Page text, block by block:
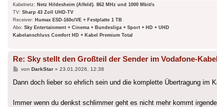
Kabelnetz: Netz Hildesheim (Alfeld). 862 MHz und 1000 Mbit/s
TV: Sharp 43 Zoll UHD-TV
Receiver: Humax ESD-160c/VE + Festplatte 1 TB
Abo: Sky Entertainment + Cinema + Bundesliga + Sport + HD + UHD
Kabelanschluss Comfort HD + Kabel Premium Total
Re: Sky stellt den Großteil der Sender im Vodafone-
Beitrag
von DarkStar» 23.01.2026, 12:38
Dann doch lieber so ehrlich sein und die komplette Übertragung im
Immer wenn du denkst schlimmer geht es nicht mehr kommt